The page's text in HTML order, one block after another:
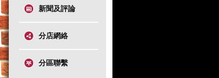
新聞及評論
分店網絡
分區聯繫